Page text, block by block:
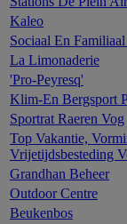
Kaleo
Sociaal En
La Limonaderie
'Pro-Peyresq'
Klim-En Bergsport
Sportrat Raeren Vog
Top Vakantie,
Vrijetijdsbesteding
Grandhan Beheer
Outdoor Centre
Beukenbos